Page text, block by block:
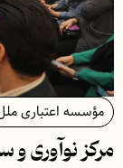
مؤسسه اعتباری
مرکز نوآوری و